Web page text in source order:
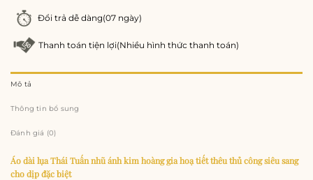
Đổi trả dễ dàng(07 ngày)
Thanh toán tiện lợi(Nhiều hình thức thanh toán)
Mô tả
Thông tin bổ sung
Đánh giá (0)
Áo dài lụa Thái Tuấn nhũ ánh kim hoàng gia hoạ tiết thêu thủ công siêu sang
cho dịp đặc biệt